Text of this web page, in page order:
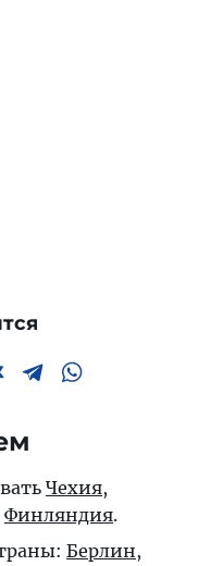
Чехия,
Финляндия.
Берлин,